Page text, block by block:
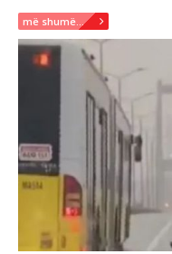
më shumë...